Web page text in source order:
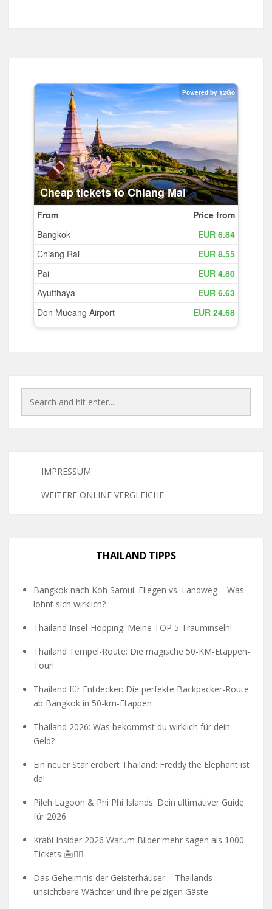
IMPRESSUM
WEITERE ONLINE VERGLEICHE
THAILAND TIPPS
Bangkok nach Koh Samui: Fliegen vs. Landweg – Was
lohnt sich wirklich?
Thailand Insel-Hopping: Meine TOP 5 Trauminseln!
Thailand Tempel-Route: Die magische 50-KM-Etappen-
Tour!
Thailand für Entdecker: Die perfekte Backpacker-Route
ab Bangkok in 50-km-Etappen
Thailand 2026: Was bekommst du wirklich für dein
Geld?
Ein neuer Star erobert Thailand: Freddy the Elephant ist
da!
Pileh Lagoon & Phi Phi Islands: Dein ultimativer Guide
für 2026
Krabi Insider 2026 Warum Bilder mehr sagen als 1000
Tickets 🏝️🧗‍♂️
Das Geheimnis der Geisterhäuser – Thailands
unsichtbare Wächter und ihre pelzigen Gäste